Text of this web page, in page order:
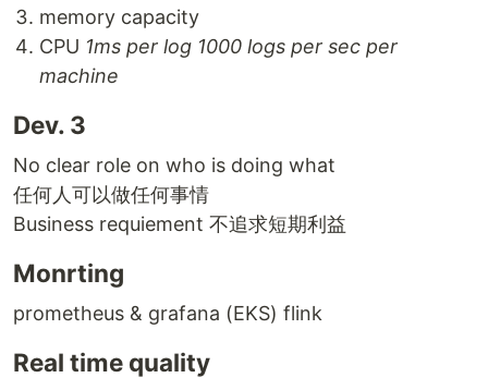
memory capacity
CPU 1ms per log 1000 logs per sec per
machine
Dev. 3
No clear role on who is doing what
任何人可以做任何事情
Business requiement 不追求短期利益
Monrting
prometheus & grafana (EKS) flink
Real time quality